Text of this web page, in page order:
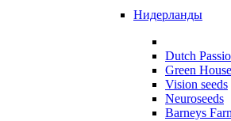
Нидерланды
Dutch
Green
Vision seeds
Neuroseeds
Barneys